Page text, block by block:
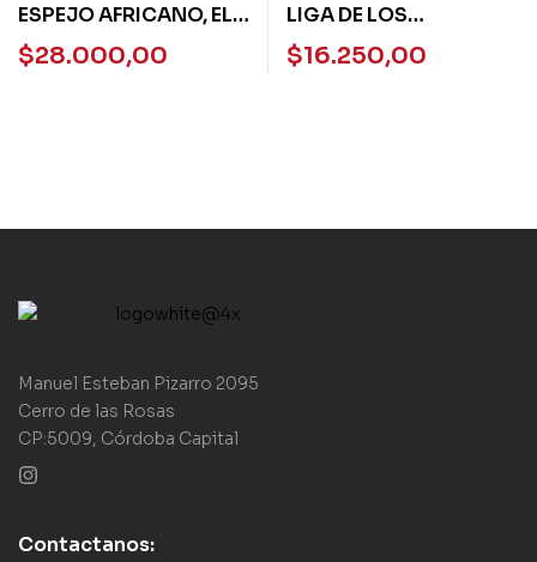
ESPEJO AFRICANO, EL –
NORMA
$28.000,00
LIGA DE LOS
PELIRROJOS, LA
$16.250,00
Manuel Esteban Pizarro 2095
Cerro de las Rosas
CP:5009, Córdoba Capital
Contactanos: